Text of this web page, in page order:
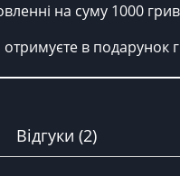
на суму 1000
в подарунок
Відгуки (2)